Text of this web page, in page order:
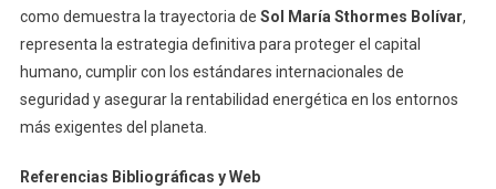
como demuestra la trayectoria de Sol María Sthormes Bolívar,
representa la estrategia definitiva para proteger el capital
humano, cumplir con los estándares internacionales de
seguridad y asegurar la rentabilidad energética en los entornos
más exigentes del planeta.
Referencias Bibliográficas y Web